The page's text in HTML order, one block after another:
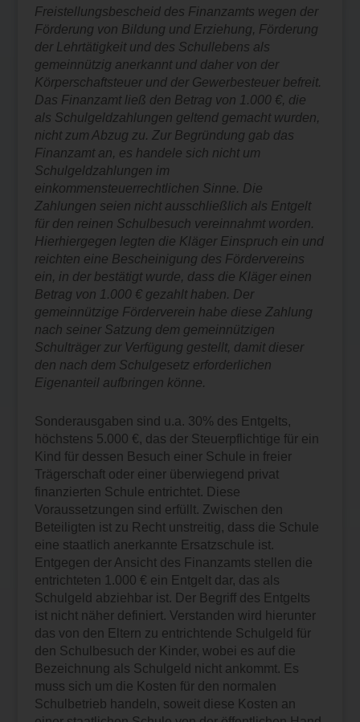
Freistellungsbescheid des Finanzamts wegen der
Förderung von Bildung und Erziehung, Förderung
der Lehrtätigkeit und des Schullebens als
gemeinnützig anerkannt und daher von der
Körperschaftsteuer und der Gewerbesteuer befreit.
Das Finanzamt ließ den Betrag von 1.000 €, die
als Schulgeldzahlungen geltend gemacht wurden,
nicht zum Abzug zu. Zur Begründung gab das
Finanzamt an, es handele sich nicht um
Schulgeldzahlungen im
einkommensteuerrechtlichen Sinne. Die
Zahlungen seien nicht ausschließlich als Entgelt
für den reinen Schulbesuch vereinnahmt worden.
Hierhiergegen legten die Kläger Einspruch ein und
reichten eine Bescheinigung des Fördervereins
ein, in der bestätigt wurde, dass die Kläger einen
Betrag von 1.000 € gezahlt haben. Der
gemeinnützige Förderverein habe diese Zahlung
nach seiner Satzung dem gemeinnützigen
Schulträger zur Verfügung gestellt, damit dieser
den nach dem Schulgesetz erforderlichen
Eigenanteil aufbringen könne.
Sonderausgaben sind u.a. 30% des Entgelts,
höchstens 5.000 €, das der Steuerpflichtige für ein
Kind für dessen Besuch einer Schule in freier
Trägerschaft oder einer überwiegend privat
finanzierten Schule entrichtet. Diese
Voraussetzungen sind erfüllt. Zwischen den
Beteiligten ist zu Recht unstreitig, dass die Schule
eine staatlich anerkannte Ersatzschule ist.
Entgegen der Ansicht des Finanzamts stellen die
entrichteten 1.000 € ein Entgelt dar, das als
Schulgeld abziehbar ist. Der Begriff des Entgelts
ist nicht näher definiert. Verstanden wird hierunter
das von den Eltern zu entrichtende Schulgeld für
den Schulbesuch der Kinder, wobei es auf die
Bezeichnung als Schulgeld nicht ankommt. Es
muss sich um die Kosten für den normalen
Schulbetrieb handeln, soweit diese Kosten an